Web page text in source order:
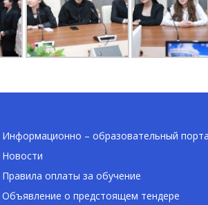
Информационно – образовательный
Новости
Правила оплаты за обучение
Объявление о предстоящем тендере